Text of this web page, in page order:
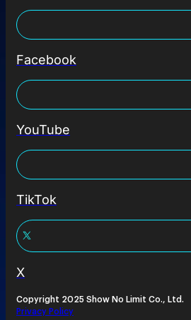
Facebook
YouTube
TikTok
X
Copyright 2025 Show No Limit Co., Ltd.
Privacy Policy